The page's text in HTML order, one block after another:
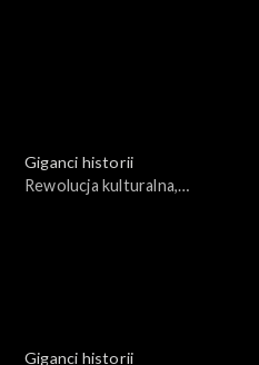
Giganci historii
Rewolucja kulturalna,
Giganci historii